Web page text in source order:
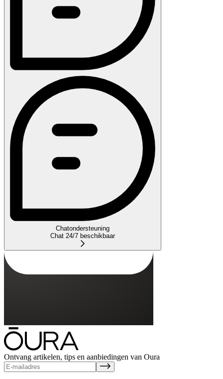
Chatondersteuning
Chat 24/7 beschikbaar
Ontvang artikelen, tips en aanbiedingen van Oura